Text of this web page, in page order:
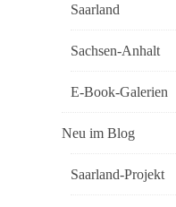
Saarland
Sachsen-Anhalt
E-Book-Galerien
Neu im Blog
Saarland-Projekt